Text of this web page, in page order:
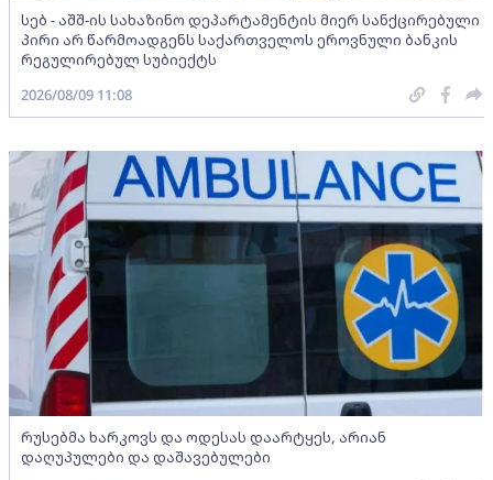
სებ - აშშ-ის სახაზინო დეპარტამენტის მიერ სანქცირებული
პირი არ წარმოადგენს საქართველოს ეროვნული ბანკის
რეგულირებულ სუბიექტს
2026/08/09 11:08
რუსებმა ხარკოვს და ოდესას დაარტყეს, არიან
დაღუპულები და დაშავებულები